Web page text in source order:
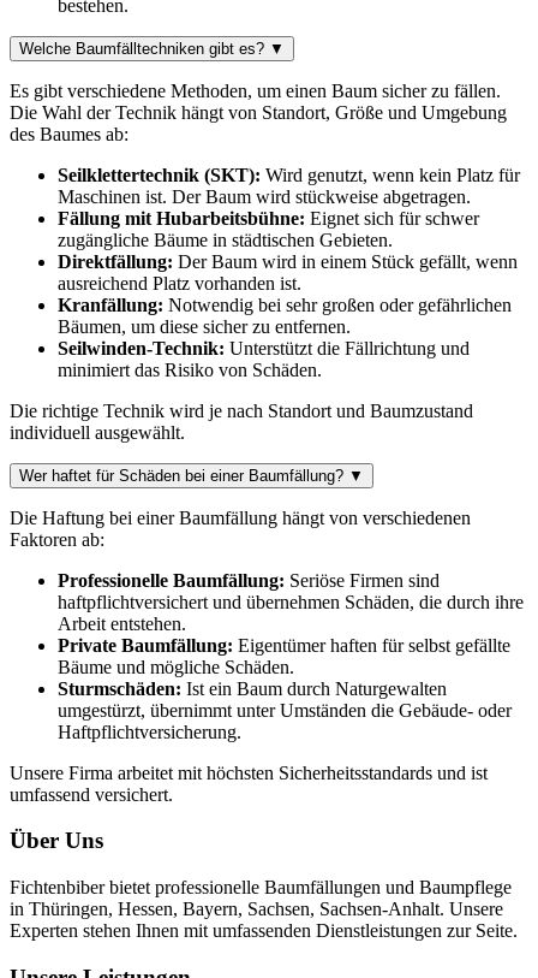
bestehen.
Welche Baumfälltechniken gibt es? ▼
Es gibt verschiedene Methoden, um einen Baum sicher zu fällen.
Die Wahl der Technik hängt von Standort, Größe und Umgebung
des Baumes ab:
Seilklettertechnik (SKT): Wird genutzt, wenn kein Platz für
Maschinen ist. Der Baum wird stückweise abgetragen.
Fällung mit Hubarbeitsbühne: Eignet sich für schwer
zugängliche Bäume in städtischen Gebieten.
Direktfällung: Der Baum wird in einem Stück gefällt, wenn
ausreichend Platz vorhanden ist.
Kranfällung: Notwendig bei sehr großen oder gefährlichen
Bäumen, um diese sicher zu entfernen.
Seilwinden-Technik: Unterstützt die Fällrichtung und
minimiert das Risiko von Schäden.
Die richtige Technik wird je nach Standort und Baumzustand
individuell ausgewählt.
Wer haftet für Schäden bei einer Baumfällung? ▼
Die Haftung bei einer Baumfällung hängt von verschiedenen
Faktoren ab:
Professionelle Baumfällung: Seriöse Firmen sind
haftpflichtversichert und übernehmen Schäden, die durch ihre
Arbeit entstehen.
Private Baumfällung: Eigentümer haften für selbst gefällte
Bäume und mögliche Schäden.
Sturmschäden: Ist ein Baum durch Naturgewalten
umgestürzt, übernimmt unter Umständen die Gebäude- oder
Haftpflichtversicherung.
Unsere Firma arbeitet mit höchsten Sicherheitsstandards und ist
umfassend versichert.
Über Uns
Fichtenbiber bietet professionelle Baumfällungen und Baumpflege
in Thüringen, Hessen, Bayern, Sachsen, Sachsen-Anhalt. Unsere
Experten stehen Ihnen mit umfassenden Dienstleistungen zur Seite.